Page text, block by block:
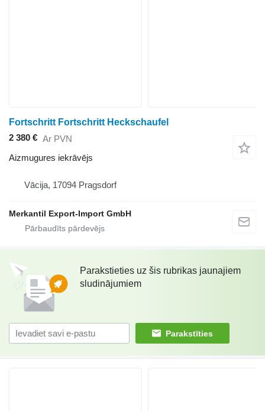
Fortschritt Fortschritt Heckschaufel
2 380 € Ar PVN
Aizmugures iekrāvējs
Vācija, 17094 Pragsdorf
Merkantil Export-Import GmbH
Parakstieties uz šis rubrikas jaunajiem
sludinājumiem
Parakstīties